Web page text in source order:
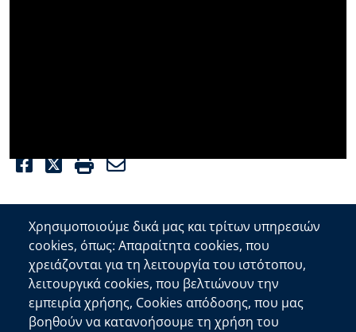
Facebook
Twitter
PrintEmail
Επικοινωνία
Αποκεντρωμένη Διοίκηση Κρήτης
Πλατεία Κουντουριώτη 71202 Ηράκλειο
Χρησιμοποιούμε δικά μας και τρίτων υπηρεσιών
cookies, όπως: Απαραίτητα cookies, που
χρειάζονται για τη λειτουργία του ιστότοπου,
λειτουργικά cookies, που βελτιώνουν την
εμπειρία χρήσης, Cookies απόδοσης, που μας
βοηθούν να κατανοήσουμε τη χρήση του